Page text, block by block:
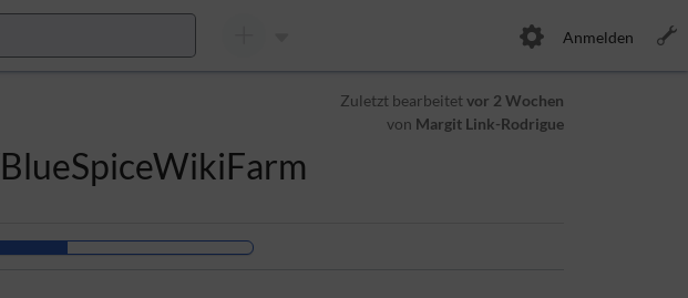
Anmelden
Zuletzt bearbeitetvor 2 Wochen
von Margit Link-Rodrigue